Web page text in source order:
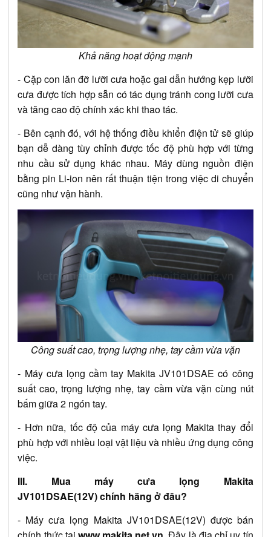
Khả năng hoạt động mạnh
- Cặp con lăn đỡ lưỡi cưa hoặc gai dẫn hướng kẹp lưỡi
cưa được tích hợp sẵn có tác dụng tránh cong lưỡi cưa
và tăng cao độ chính xác khi thao tác.
- Bên cạnh đó, với hệ thống điều khiển điện tử sẽ giúp
bạn dễ dàng tùy chỉnh được tốc độ phù hợp với từng
nhu cầu sử dụng khác nhau. Máy dùng nguồn điện
bằng pin Li-ion nên rất thuận tiện trong việc di chuyển
cũng như vận hành.
Công suất cao, trọng lượng nhẹ, tay cầm vừa vặn
- Máy cưa lọng cầm tay Makita JV101DSAE có công
suất cao, trọng lượng nhẹ, tay cầm vừa vặn cùng nút
bấm giữa 2 ngón tay.
- Hơn nữa, tốc độ của máy cưa lọng Makita thay đổi
phù hợp với nhiều loại vật liệu và nhiều ứng dụng công
việc.
III. Mua máy cưa lọng Makita
JV101DSAE(12V) chính hãng ở đâu?
- Máy cưa lọng Makita JV101DSAE(12V) được bán